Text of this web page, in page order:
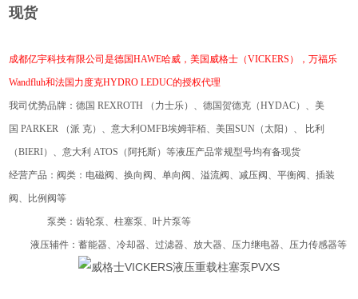
现货
成都亿宇科技有限公司是德国HAWE哈威 ，美国威格士（VICKERS），万福乐
Wandfluh和法国力度克HYDRO LEDUC的授权代理
我司优势品牌：德国 REXROTH （力士乐）、德国贺德克（HYDAC）、美
国 PARKER （派 克）、意大利OMFB埃姆菲栢、美国SUN （太阳）、 比利
（BIERI）、意大利 ATOS （阿托斯）等液压产品常规型号均有备现货
经营产品：阀类：电磁阀、换向阀、单向阀、溢流阀、减压阀、平衡阀、插装
阀、比例阀等
泵类：齿轮泵、柱塞泵、叶片泵等
液压辅件 ：蓄能器、冷却器、过滤器、放大器、压力继电器、压力传感器等